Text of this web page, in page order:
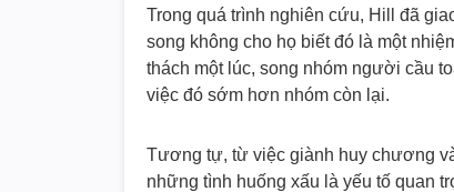
Trong quá trình nghiên cứu, Hill đã
song không cho họ biết đó là một
thách một lúc, song nhóm người cầu
việc đó sớm hơn nhóm còn lại.
Tương tự, từ việc giành huy chương
những tình huống xấu là yếu tố quan